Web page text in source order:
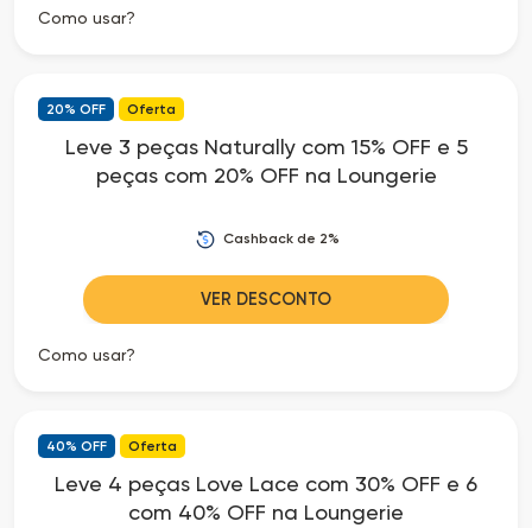
Como usar?
20% OFF Oferta
Leve 3 peças Naturally com 15% OFF e 5
peças com 20% OFF na Loungerie
Cashback de 2%
VER DESCONTO
Como usar?
40% OFF Oferta
Leve 4 peças Love Lace com 30% OFF e 6
com 40% OFF na Loungerie